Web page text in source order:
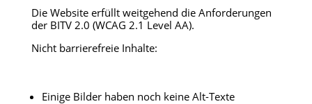
Die Website erfüllt weitgehend die Anforderungen
der BITV 2.0 (WCAG 2.1 Level AA).
Nicht barrierefreie Inhalte:
Einige Bilder haben noch keine Alt-Texte